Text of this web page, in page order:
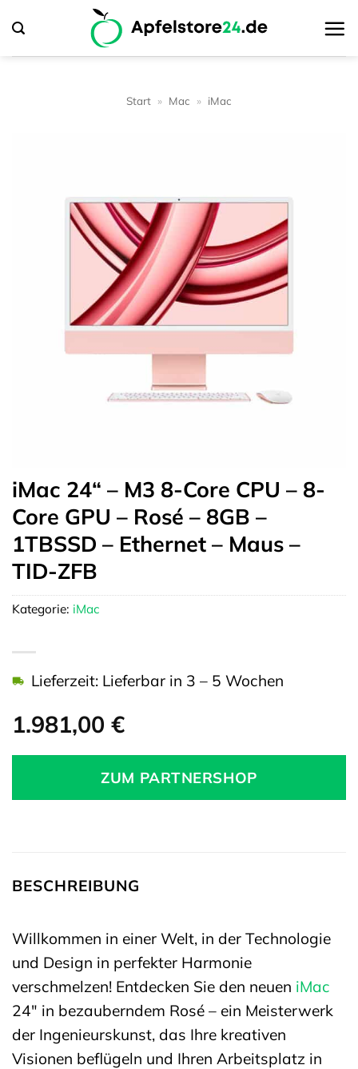
Inhalt
springen
Start » Mac » iMac
iMac 24“ – M3 8-Core CPU – 8-
Core GPU – Rosé – 8GB –
1TBSSD – Ethernet – Maus –
TID-ZFB
1.981,00 €
Lieferzeit: Lieferbar in 3 – 5 Wochen
ZUM PARTNERSHOP
Kategorie: iMac
BESCHREIBUNG
Willkommen in einer Welt, in der Technologie
und Design in perfekter Harmonie
verschmelzen! Entdecken Sie den neuen iMac
24″ in bezauberndem Rosé – ein Meisterwerk
der Ingenieurskunst, das Ihre kreativen
Visionen beflügeln und Ihren Arbeitsplatz in